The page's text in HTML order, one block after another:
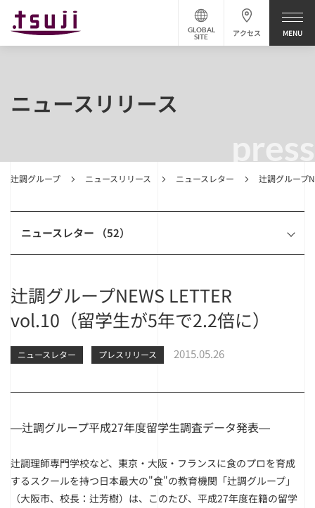
アクセス
GLOBAL
SITE
press
辻調グループ ニュースリリース ニュースレター 辻調グループ
ニュースリリース
ニュースレター （52）
辻調グループNEWS LETTER
vol.10（留学生が5年で2.2倍に）
ニュースレター プレスリリース 2015.05.26
―辻調グループ平成27年度留学生調査データ発表―
辻調理師専門学校など、東京・大阪・フランスに食のプロを育成
するスクールを持つ日本最大の"食"の教育機関「辻調グループ」
（大阪市、校長：辻芳樹）は、このたび、平成27年度在籍の留学